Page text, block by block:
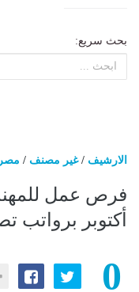
بحث سريع:
الارشيف /غير مصنف / مصر
أكتوبر برواتب تصل إلى
0